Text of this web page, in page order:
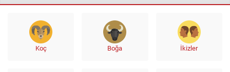
Koç Boğa İkizler